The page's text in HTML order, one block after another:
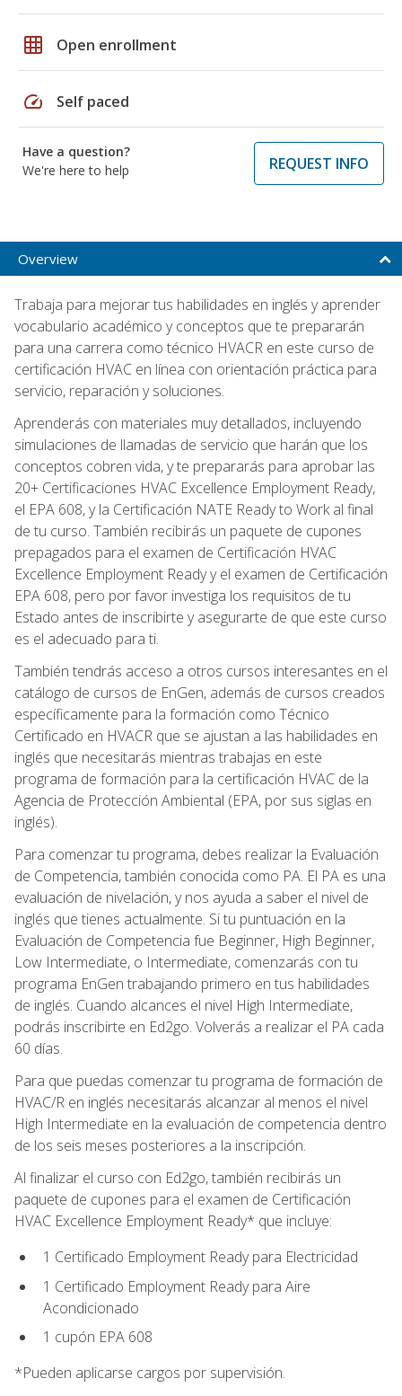
grid_on Open enrollment
speed Self paced
Have a question?
We're here to help
REQUEST INFO
Overview
Trabaja para mejorar tus habilidades en inglés y aprender
vocabulario académico y conceptos que te prepararán
para una carrera como técnico HVACR en este curso de
certificación HVAC en línea con orientación práctica para
servicio, reparación y soluciones.
Aprenderás con materiales muy detallados, incluyendo
simulaciones de llamadas de servicio que harán que los
conceptos cobren vida, y te prepararás para aprobar las
20+ Certificaciones HVAC Excellence Employment Ready,
el EPA 608, y la Certificación NATE Ready to Work al final
de tu curso. También recibirás un paquete de cupones
prepagados para el examen de Certificación HVAC
Excellence Employment Ready y el examen de Certificación
EPA 608, pero por favor investiga los requisitos de tu
Estado antes de inscribirte y asegurarte de que este curso
es el adecuado para ti.
También tendrás acceso a otros cursos interesantes en el
catálogo de cursos de EnGen, además de cursos creados
específicamente para la formación como Técnico
Certificado en HVACR que se ajustan a las habilidades en
inglés que necesitarás mientras trabajas en este
programa de formación para la certificación HVAC de la
Agencia de Protección Ambiental (EPA, por sus siglas en
inglés).
Para comenzar tu programa, debes realizar la Evaluación
de Competencia, también conocida como PA. El PA es una
evaluación de nivelación, y nos ayuda a saber el nivel de
inglés que tienes actualmente. Si tu puntuación en la
Evaluación de Competencia fue Beginner, High Beginner,
Low Intermediate, o Intermediate, comenzarás con tu
programa EnGen trabajando primero en tus habilidades
de inglés. Cuando alcances el nivel High Intermediate,
podrás inscribirte en Ed2go. Volverás a realizar el PA cada
60 días.
Para que puedas comenzar tu programa de formación de
HVAC/R en inglés necesitarás alcanzar al menos el nivel
High Intermediate en la evaluación de competencia dentro
de los seis meses posteriores a la inscripción.
Al finalizar el curso con Ed2go, también recibirás un
paquete de cupones para el examen de Certificación
HVAC Excellence Employment Ready* que incluye:
1 Certificado Employment Ready para Electricidad
1 Certificado Employment Ready para Aire
Acondicionado
1 cupón EPA 608
*Pueden aplicarse cargos por supervisión.